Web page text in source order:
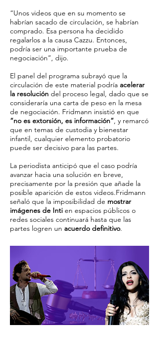
“Unos videos que en su momento se
habrían sacado de circulación, se habrían
comprado. Esa persona ha decidido
regalarlos a la causa Cazzu. Entonces,
podría ser una importante prueba de
negociación”, dijo.
El panel del programa subrayó que la
circulación de este material podría acelerar
la resolución del proceso legal, dado que se
consideraría una carta de peso en la mesa
de negociación. Fridmann insistió en que
“no es extorsión, es información”, y remarcó
que en temas de custodia y bienestar
infantil, cualquier elemento probatorio
puede ser decisivo para las partes.
La periodista anticipó que el caso podría
avanzar hacia una solución en breve,
precisamente por la presión que añade la
posible aparición de estos videos.Fridmann
señaló que la imposibilidad de mostrar
imágenes de Inti en espacios públicos o
redes sociales continuará hasta que las
partes logren un acuerdo definitivo.